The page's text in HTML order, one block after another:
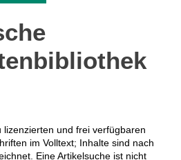
lizenzierten und frei verfügbaren
im Volltext; Inhalte sind nach
Eine Artikelsuche ist nicht